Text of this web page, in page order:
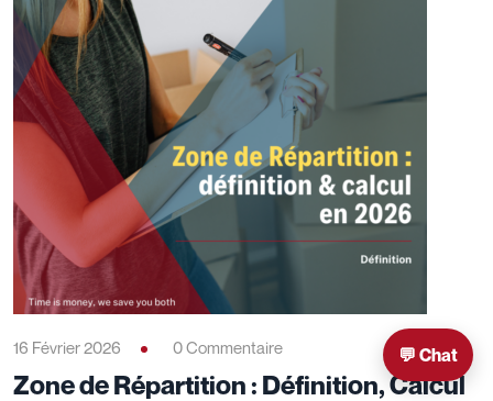
16 Février 2026 0 Commentaire
Zone de Répartition : Définition, Calcul
💬 Chat